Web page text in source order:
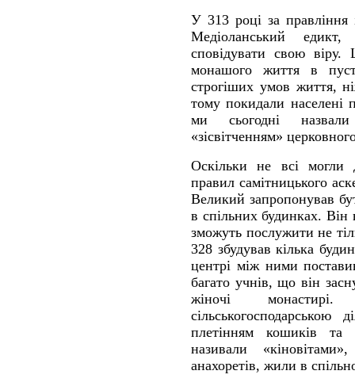
У 313 році за правління
Медіоланський
сповідувати свою
монашого життя в
строгіших умов життя,
тому покидали
ми сьогодні
«зісвітченням»
Оскільки не всі могли
правил самітницького
Великий запропонував
в спільних будинках.
зможуть послужити не
328 збудував кілька
центрі між ними
багато учнів, що він
жіночі
сільськогосподарською
плетінням кошиків та
називали
анахоретів, жили в